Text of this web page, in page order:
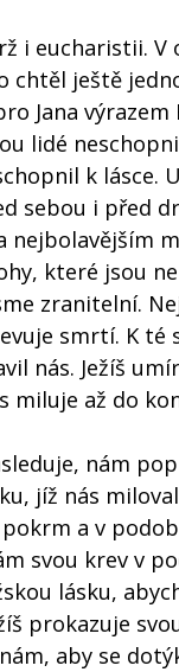
i eucharistii.
chtěl ještě
Jana
lidé
k lásce.
sebou i před
které jsou
zranitelní.
smrtí. K té
nás. Ježíš
miluje až do
nám
jíž nás
pokrm a v
svou krev v
lásku,
prokazuje
aby se